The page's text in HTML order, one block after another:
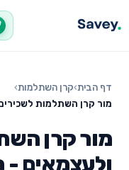
דף הבית›קרן השתלמות›
מור קרן השתלמות
מור קרן
ולעצמאים -